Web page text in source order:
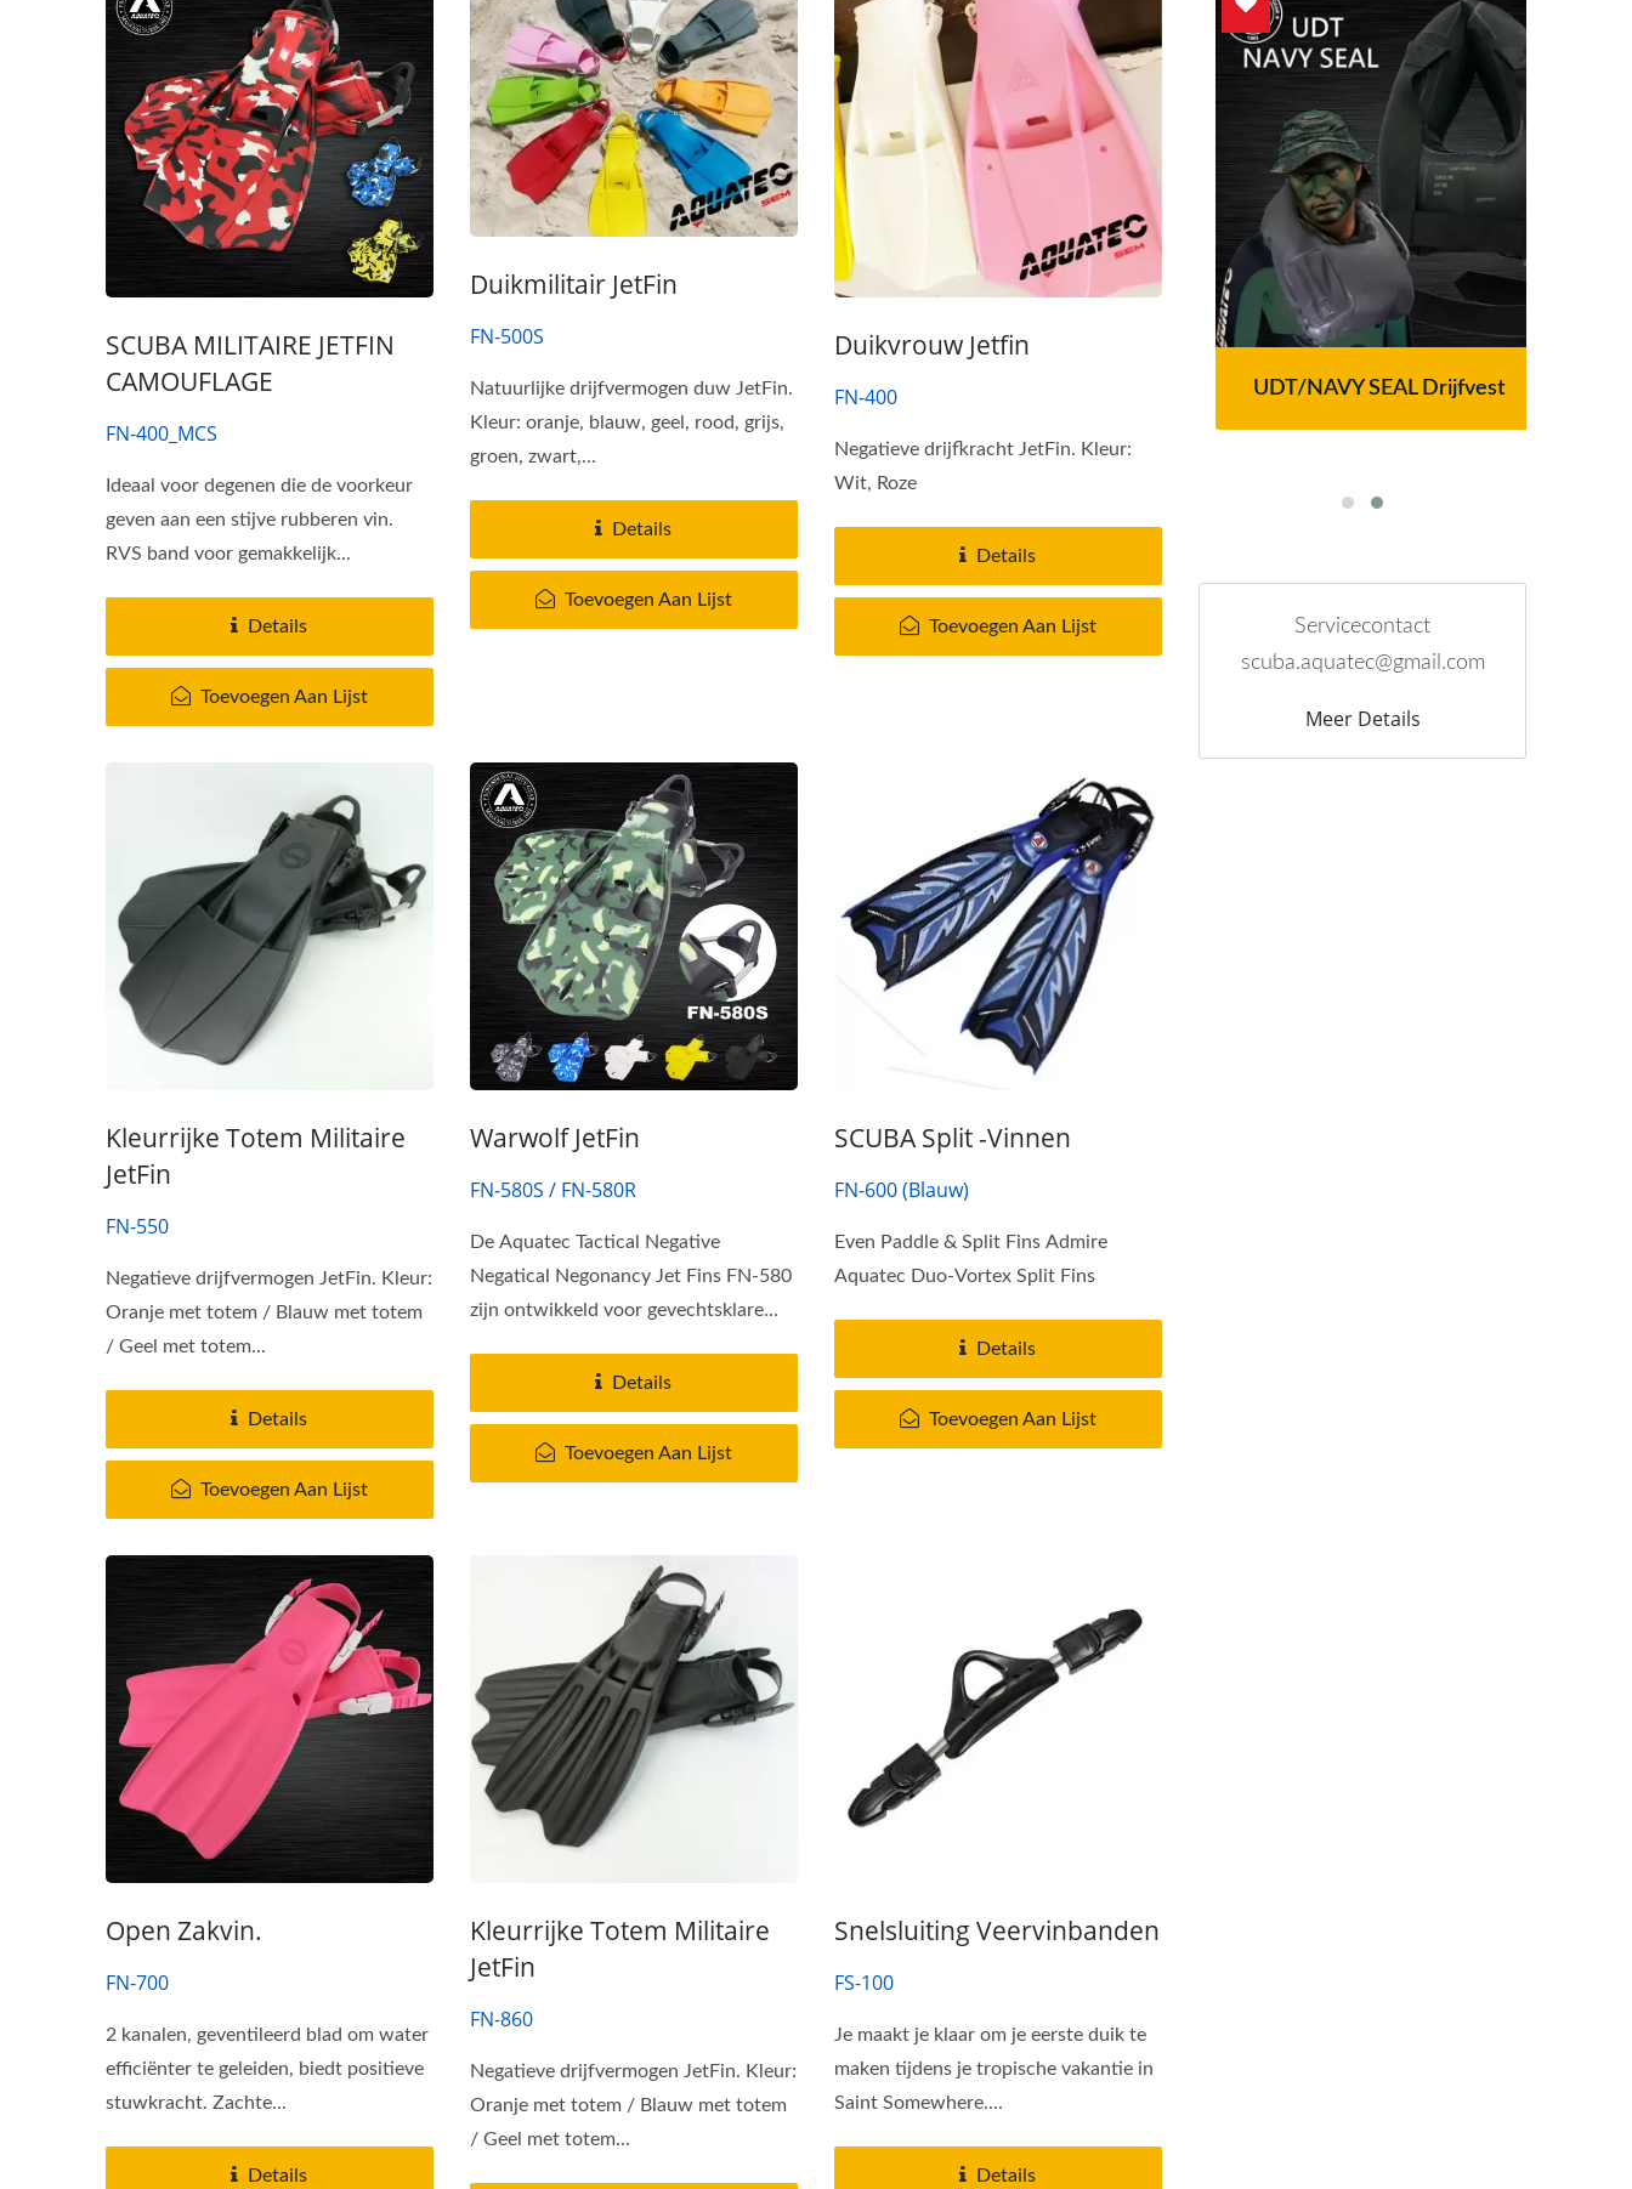
SCUBA MILITAIRE JETFIN
CAMOUFLAGE
FN-400_MCS
Ideaal voor degenen die de voorkeur
geven aan een stijve rubberen vin.
RVS band voor gemakkelijk...
Details
Toevoegen Aan Lijst
Duikmilitair JetFin
FN-500S
Natuurlijke drijfvermogen duw JetFin.
Kleur: oranje, blauw, geel, rood, grijs,
groen, zwart,...
Details
Toevoegen Aan Lijst
Duikvrouw Jetfin
FN-400
Negatieve drijfkracht JetFin. Kleur:
Wit, Roze
Details
Toevoegen Aan Lijst
Kleurrijke Totem Militaire
JetFin
FN-550
Negatieve drijfvermogen JetFin. Kleur:
Oranje met totem / Blauw met totem
/ Geel met totem...
Details
Toevoegen Aan Lijst
Warwolf JetFin
FN-580S / FN-580R
De Aquatec Tactical Negative
Negatical Negonancy Jet Fins FN-580
zijn ontwikkeld voor gevechtsklare...
Details
Toevoegen Aan Lijst
SCUBA Split -vinnen
FN-600 (Blauw)
Even Paddle & Split Fins Admire
Aquatec Duo-Vortex Split Fins
Details
Toevoegen Aan Lijst
Open Zakvin.
FN-700
2 kanalen, geventileerd blad om water
efficiënter te geleiden, biedt positieve
stuwkracht. Zachte...
Details
Kleurrijke Totem Militaire
JetFin
FN-860
Negatieve drijfvermogen JetFin. Kleur:
Oranje met totem / Blauw met totem
/ Geel met totem...
Snelsluiting Veervinbanden
FS-100
Je maakt je klaar om je eerste duik te
maken tijdens je tropische vakantie in
Saint Somewhere....
Details
Series Guardian Luchtfilter
Vochtigheidssysteem
UDT/NAVY SEAL Drijfvest
Series Guardian Luchtfilter
UDT/NAVY SEAL Drijfvest
Servicecontact
scuba.aquatec@gmail.com
Meer Details